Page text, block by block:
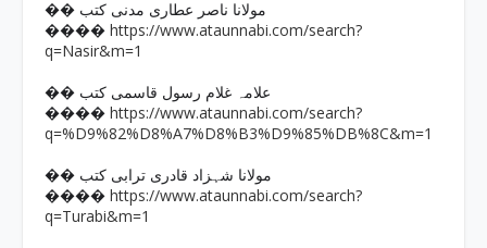
�� مولانا ناصر عطاری مدنی کتب
���� https://www.ataunnabi.com/search?
q=Nasir&m=1
�� علامہ غلام رسول قاسمی کتب
���� https://www.ataunnabi.com/search?
q=%D9%82%D8%A7%D8%B3%D9%85%DB%8C&m=1
�� مولانا شہزاد قادری ترابی کتب
���� https://www.ataunnabi.com/search?
q=Turabi&m=1